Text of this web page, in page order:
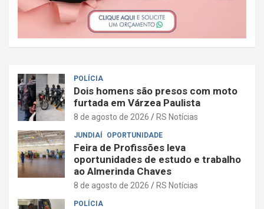
POLÍCIA
Dois homens são presos com moto
furtada em Várzea Paulista
8 de agosto de 2026 RS Notícias
JUNDIAÍ OPORTUNIDADE
Feira de Profissões leva
oportunidades de estudo e trabalho
ao Almerinda Chaves
8 de agosto de 2026 RS Notícias
POLÍCIA